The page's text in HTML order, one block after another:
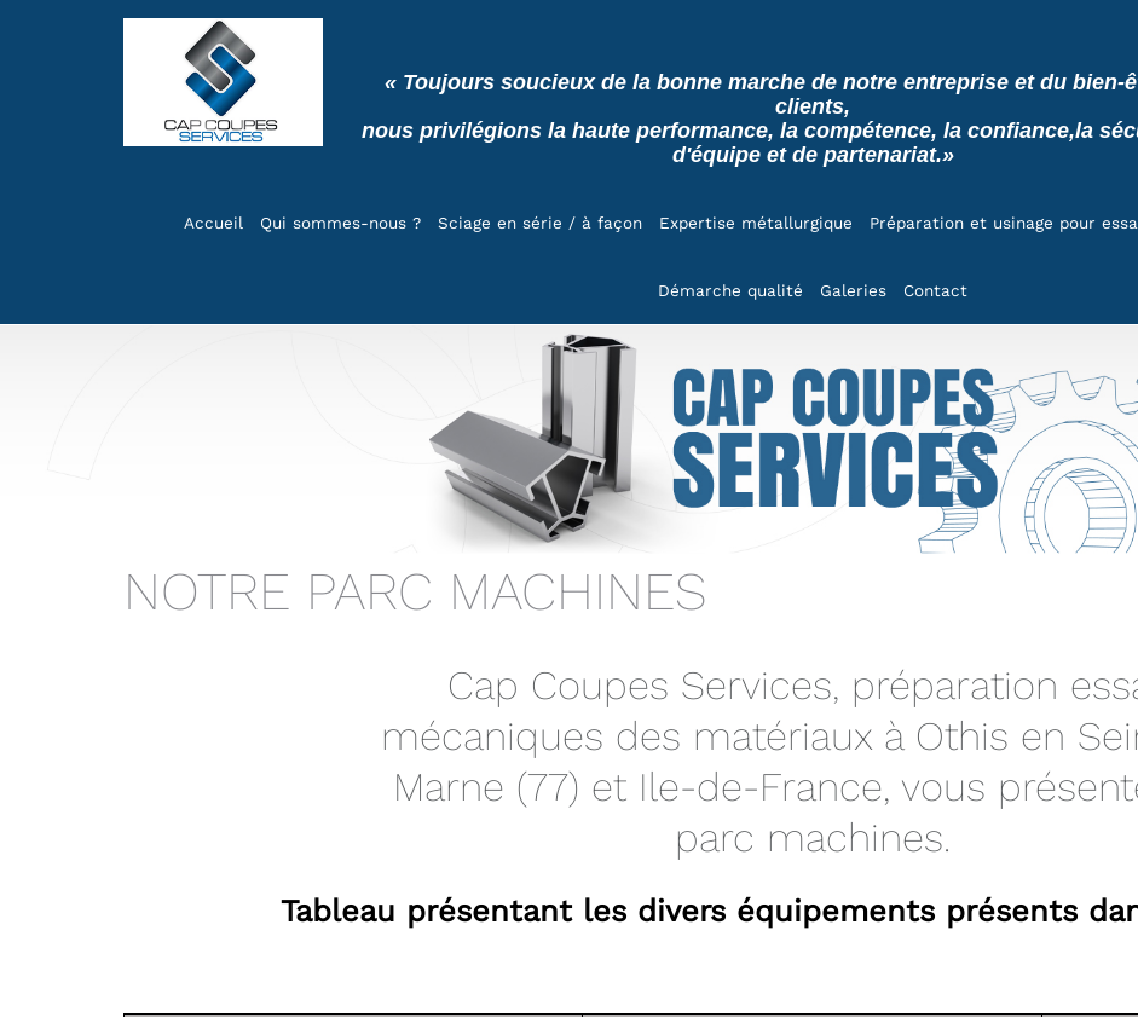
« Toujours soucieux de la bonne marche de notre entreprise et du bien-
clients,
nous privilégions la haute performance, la compétence, la confiance,la
d'équipe et de partenariat.»
Accueil Qui sommes-nous ? Sciage en série / à façon Expertise métallurgique Préparation et usinage pour
Démarche qualité Galeries Contact
NOTRE PARC MACHINES
Cap Coupes Services, préparation
mécaniques des matériaux à Othis en
Marne (77) et Ile-de-France, vous
parc machines.
Tableau présentant les divers équipements présents